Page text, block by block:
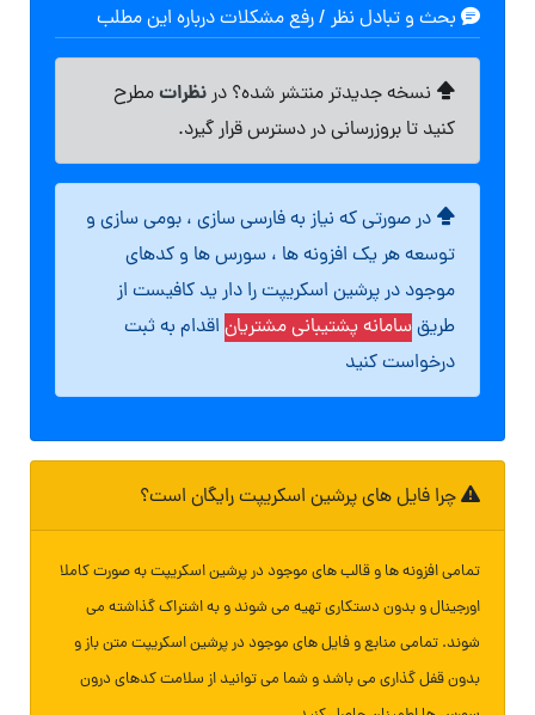
بحث و تبادل نظر / رفع مشکلات درباره این مطلب
نسخه جدیدتر منتشر شده؟ درنظراتمطرح
کنید تا بروزرسانی در دسترس قرار گیرد.
در صورتی که نیاز به فارسی سازی ، بومی سازی و
توسعه هر یک افزونه ها ، سورس ها و کدهای
موجود در پرشین اسکریپت را دار ید کافیست از
طریقسامانه پشتیبانی مشتریان اقدام به ثبت
درخواست کنید
چرا فایل های پرشین اسکریپت رایگان است؟
تمامی افزونه ها و قالب های موجود در پرشین اسکریپت به صورت کاملا
اورجینال و بدون دستکاری تهیه می شوند و به اشتراک گذاشته می
شوند. تمامی منابع و فایل های موجود در پرشین اسکریپت متن باز و
بدون قفل گذاری می باشد و شما می توانید از سلامت کدهای درون